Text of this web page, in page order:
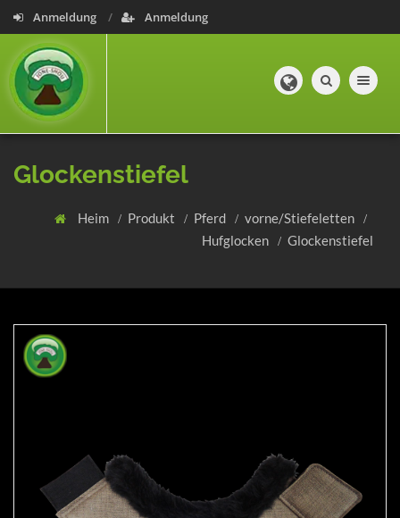
Anmeldung Anmeldung
Toggle
Glockenstiefel
Heim Produkt Pferd
vorne/Stiefeletten
Hufglocken
Glockenstiefel